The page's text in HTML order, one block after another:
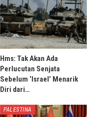
Hms: Tak Akan Ada
Perlucutan Senjata
Sebelum ‘Israel’ Menarik
Diri dari…
PALESTINA